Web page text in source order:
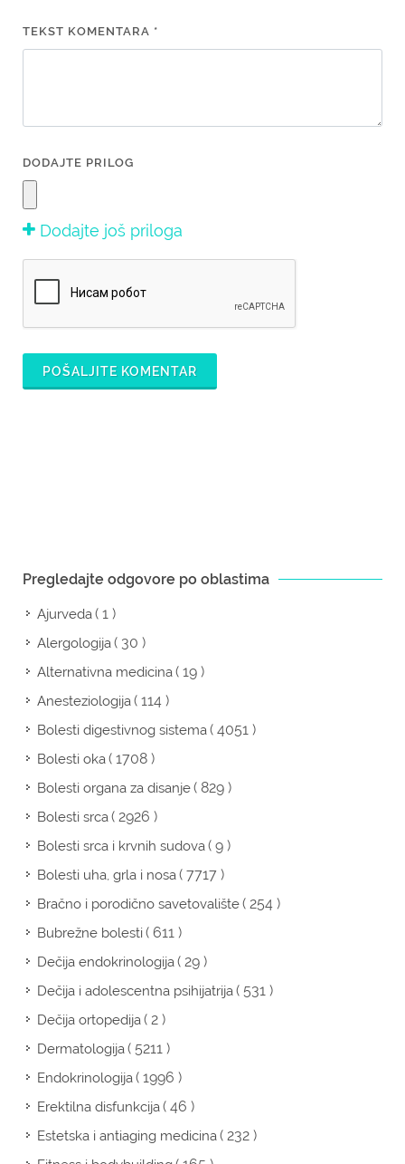
TEKST KOMENTARA *
DODAJTE PRILOG
Dodajte još priloga
POŠALJITE KOMENTAR
Pregledajte odgovore po oblastima
Ajurveda( 1 )
Alergologija( 30 )
Alternativna medicina( 19 )
Anesteziologija( 114 )
Bolesti digestivnog sistema( 4051 )
Bolesti oka( 1708 )
Bolesti organa za disanje( 829 )
Bolesti srca( 2926 )
Bolesti srca i krvnih sudova( 9 )
Bolesti uha, grla i nosa( 7717 )
Bračno i porodično savetovalište( 254 )
Bubrežne bolesti( 611 )
Dečija endokrinologija( 29 )
Dečija i adolescentna psihijatrija( 531 )
Dečija ortopedija( 2 )
Dermatologija( 5211 )
Endokrinologija( 1996 )
Erektilna disfunkcija( 46 )
Estetska i antiaging medicina( 232 )